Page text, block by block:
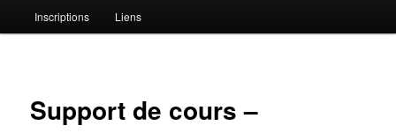
Inscriptions Liens
Support de cours –